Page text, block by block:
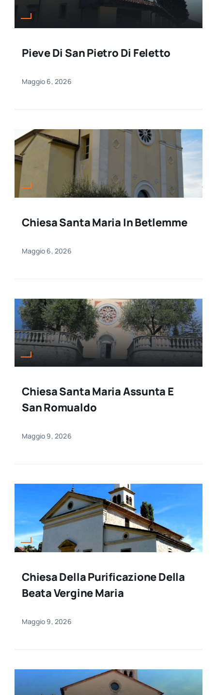
Pieve Di San Pietro Di Feletto
Maggio 6, 2026
Chiesa Santa Maria In Betlemme
Maggio 6, 2026
Chiesa Santa Maria Assunta E
San Romualdo
Maggio 9, 2026
Chiesa Della Purificazione Della
Beata Vergine Maria
Maggio 9, 2026